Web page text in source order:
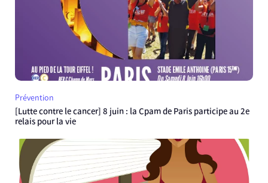
Prévention
[Lutte contre le cancer] 8 juin : la Cpam de Paris participe au 2e
relais pour la vie